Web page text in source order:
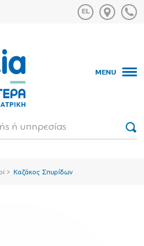
MENU
Καζάκος Σπυρίδων